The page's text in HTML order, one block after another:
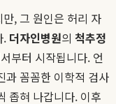
, 그 원인은 허리 자
. 더자인병원의 척추정
부터 시작됩니다. 언
과 꼼꼼한 이학적 검사
좁혀 나갑니다. 이후